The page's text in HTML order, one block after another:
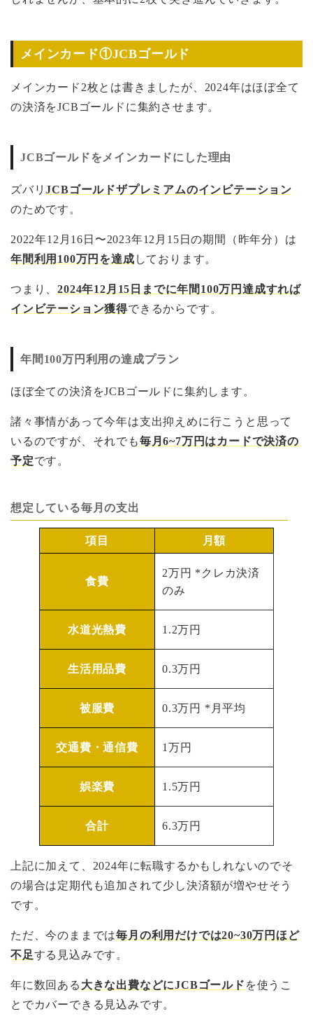
メインカード①JCBゴールド
メインカード2枚とは書きましたが、2024年はほぼ全て
の決済をJCBゴールドに集約させます。
JCBゴールドをメインカードにした理由
ズバリJCBゴールドザプレミアムのインビテーション
のためです。
2022年12月16日〜2023年12月15日の期間（昨年分）は
年間利用100万円を達成 しております。
つまり、2024年12月15日までに年間100万円達成すれば
インビテーション獲得できるからです。
年間100万円利用の達成プラン
ほぼ全ての決済をJCBゴールドに集約します。
諸々事情があって今年は支出抑えめに行こうと思って
いるのですが、それでも毎月6~7万円はカードで決済の
予定です。
想定している毎月の支出
項目 月額
食費
2万円 *クレカ決済
のみ
水道光熱費 1.2万円
生活用品費 0.3万円
被服費 0.3万円 *月平均
交通費・通信費 1万円
娯楽費 1.5万円
合計 6.3万円
上記に加えて、2024年に転職するかもしれないのでそ
の場合は定期代も追加されて少し決済額が増やせそう
です。
ただ、今のままでは毎月の利用だけでは20~30万円ほど
不足する見込みです。
年に数回ある 大きな出費などにJCBゴールド を使うこ
とでカバーできる見込みです。